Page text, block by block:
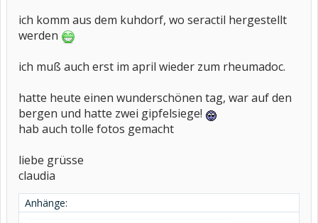
ich komm aus dem kuhdorf, wo seractil hergestellt
werden
ich muß auch erst im april wieder zum rheumadoc.
hatte heute einen wunderschönen tag, war auf den
bergen und hatte zwei gipfelsiege!
hab auch tolle fotos gemacht
liebe grüsse
claudia
Anhänge: